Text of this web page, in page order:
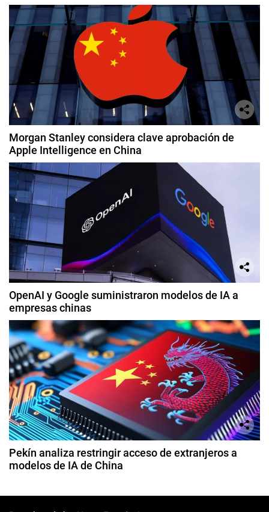
Morgan Stanley considera clave aprobación de
Apple Intelligence en China
OpenAI y Google suministraron modelos de IA a
empresas chinas
Pekín analiza restringir acceso de extranjeros a
modelos de IA de China